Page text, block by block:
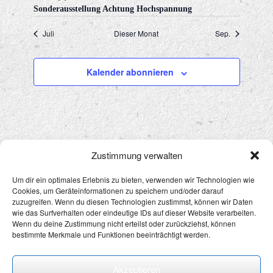
Zustimmung verwalten
Um dir ein optimales Erlebnis zu bieten, verwenden wir Technologien wie
Cookies, um Geräteinformationen zu speichern und/oder darauf
zuzugreifen. Wenn du diesen Technologien zustimmst, können wir Daten
wie das Surfverhalten oder eindeutige IDs auf dieser Website verarbeiten.
Wenn du deine Zustimmung nicht erteilst oder zurückziehst, können
bestimmte Merkmale und Funktionen beeinträchtigt werden.
Sonderausstellung Achtung Hochspannung
Juli Dieser Monat Sep.
Kalender abonnieren
Datenschutz&Impressum